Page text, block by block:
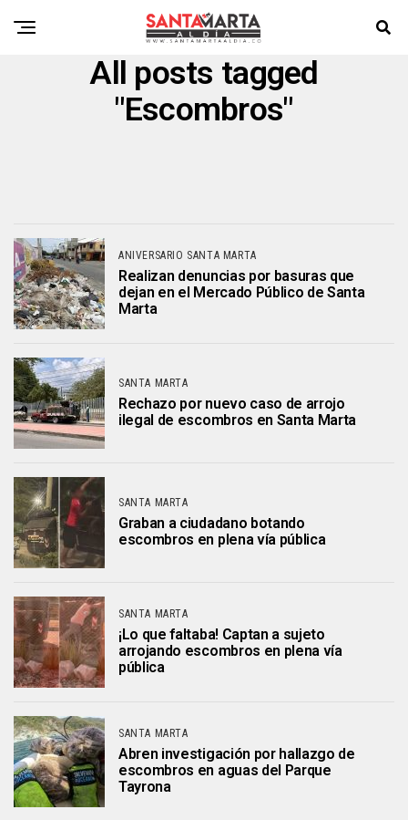
All posts tagged
"Escombros"
ANIVERSARIO SANTA MARTA
Realizan denuncias por basuras que
dejan en el Mercado Público de Santa
Marta
SANTA MARTA
Rechazo por nuevo caso de arrojo
ilegal de escombros en Santa Marta
SANTA MARTA
Graban a ciudadano botando
escombros en plena vía pública
SANTA MARTA
¡Lo que faltaba! Captan a sujeto
arrojando escombros en plena vía
pública
SANTA MARTA
Abren investigación por hallazgo de
escombros en aguas del Parque
Tayrona